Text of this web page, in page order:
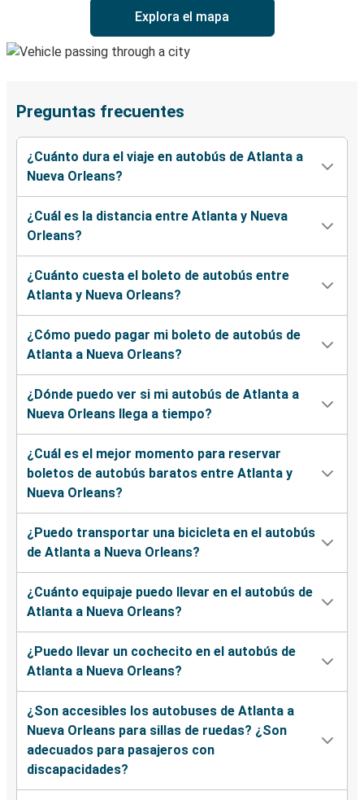
Explora el mapa
Preguntas frecuentes
¿Cuánto dura el viaje en autobús de Atlanta a
Nueva Orleans?
¿Cuál es la distancia entre Atlanta y Nueva
Orleans?
¿Cuánto cuesta el boleto de autobús entre
Atlanta y Nueva Orleans?
¿Cómo puedo pagar mi boleto de autobús de
Atlanta a Nueva Orleans?
¿Dónde puedo ver si mi autobús de Atlanta a
Nueva Orleans llega a tiempo?
¿Cuál es el mejor momento para reservar
boletos de autobús baratos entre Atlanta y
Nueva Orleans?
¿Puedo transportar una bicicleta en el autobús
de Atlanta a Nueva Orleans?
¿Cuánto equipaje puedo llevar en el autobús de
Atlanta a Nueva Orleans?
¿Puedo llevar un cochecito en el autobús de
Atlanta a Nueva Orleans?
¿Son accesibles los autobuses de Atlanta a
Nueva Orleans para sillas de ruedas? ¿Son
adecuados para pasajeros con
discapacidades?